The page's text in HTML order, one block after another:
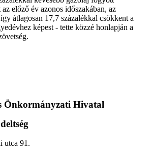
előző év azonos időszakában, az
átlagosan 17,7 százalékkal csökkent a
képest - tette közzé honlapján a
Önkormányzati Hivatal
utca 91.